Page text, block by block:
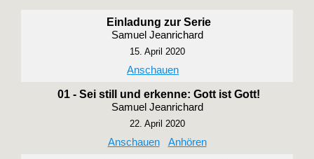
Einladung zur Serie
Samuel Jeanrichard
15. April 2020
Anschauen
01 - Sei still und erkenne: Gott ist Gott!
Samuel Jeanrichard
22. April 2020
Anschauen Anhören